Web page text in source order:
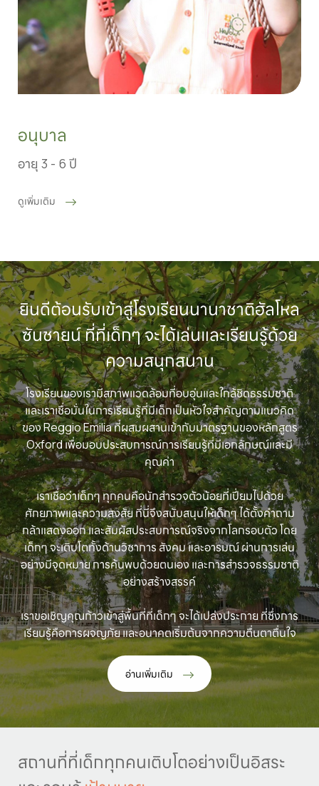
อนุบาล
อายุ 3 - 6 ปี
ดูเพิ่มเติม
ยินดีต้อนรับเข้าสู่โรงเรียนนานาชาติฮัลโหล
ซันชายน์ ที่ที่เด็กๆ จะได้เล่นและเรียนรู้ด้วย
ความสนุกสนาน
โรงเรียนของเรามีสภาพแวดล้อมที่อบอุ่นและใกล้ชิดธรรมชาติ
และเราเชื่อมั่นในการเรียนรู้ที่มีเด็กเป็นหัวใจสำคัญตามแนวคิด
ของ Reggio Emilia ที่ผสมผสานเข้ากับมาตรฐานของหลักสูตร
Oxford เพื่อมอบประสบการณ์การเรียนรู้ที่มีเอกลักษณ์และมี
คุณค่า
เราเชื่อว่าเด็กๆ ทุกคนคือนักสำรวจตัวน้อยที่เปี่ยมไปด้วย
ศักยภาพและความสงสัย ที่นี่จึงสนับสนุนให้เด็กๆ ได้ตั้งคำถาม
กล้าแสดงออก และสัมผัสประสบการณ์จริงจากโลกรอบตัว โดย
เด็กๆ จะเติบโตทั้งด้านวิชาการ สังคม และอารมณ์ ผ่านการเล่น
อย่างมีจุดหมาย การค้นพบด้วยตนเอง และการสำรวจธรรมชาติ
อย่างสร้างสรรค์
เราขอเชิญคุณก้าวเข้าสู่พื้นที่ที่เด็กๆ จะได้เปล่งประกาย ที่ซึ่งการ
เรียนรู้คือการผจญภัย และอนาคตเริ่มต้นจากความตื่นตาตื่นใจ
อ่านเพิ่มเติม
สถานที่ที่เด็กทุกคนเติบโตอย่างเป็นอิสระ